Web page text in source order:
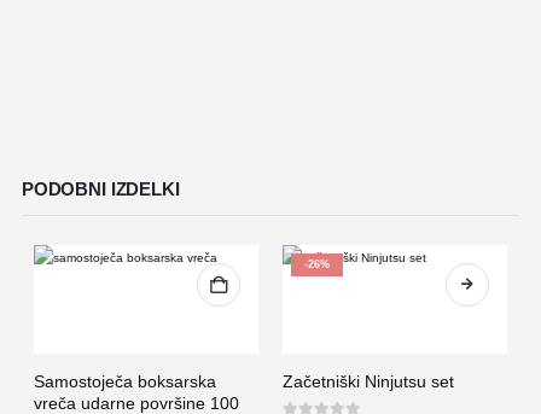
PODOBNI IZDELKI
Samostoječa boksarska
vreča udarne površine 100
-26%
Začetniški Ninjutsu set